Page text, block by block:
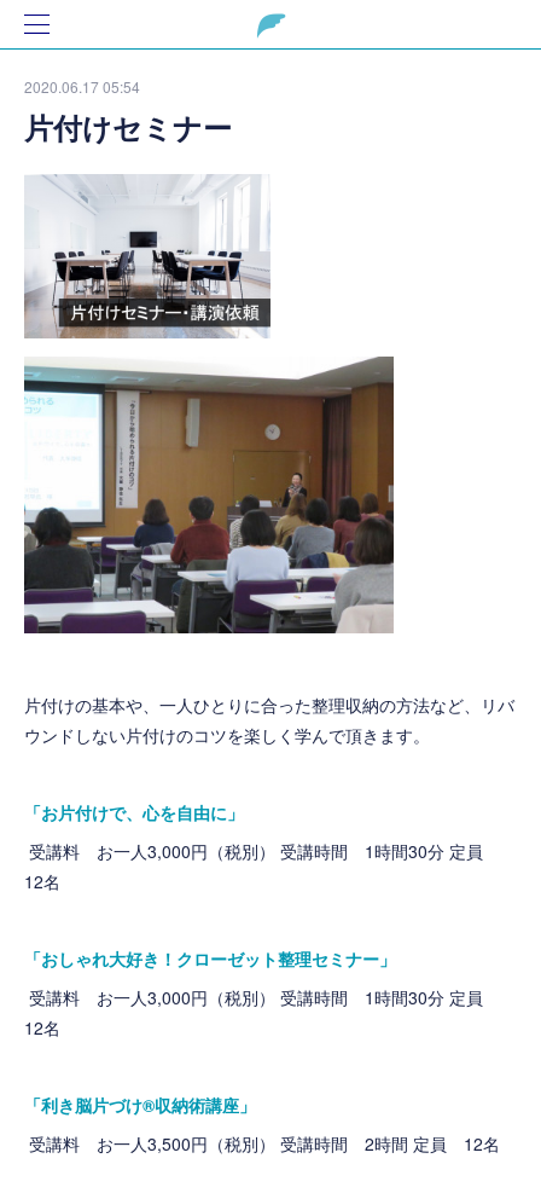
2020.06.17 05:54
片付けセミナー
片付けの基本や、一人ひとりに合った整理収納の方法など、リバ
ウンドしない片付けのコツを楽しく学んで頂きます。
「お片付けで、心を自由に」
受講料 お一人3,000円（税別） 受講時間 1時間30分 定員
12名
「おしゃれ大好き！クローゼット整理セミナー」
受講料 お一人3,000円（税別） 受講時間 1時間30分 定員
12名
「利き脳片づけ®収納術講座」
受講料 お一人3,500円（税別） 受講時間 2時間 定員 12名